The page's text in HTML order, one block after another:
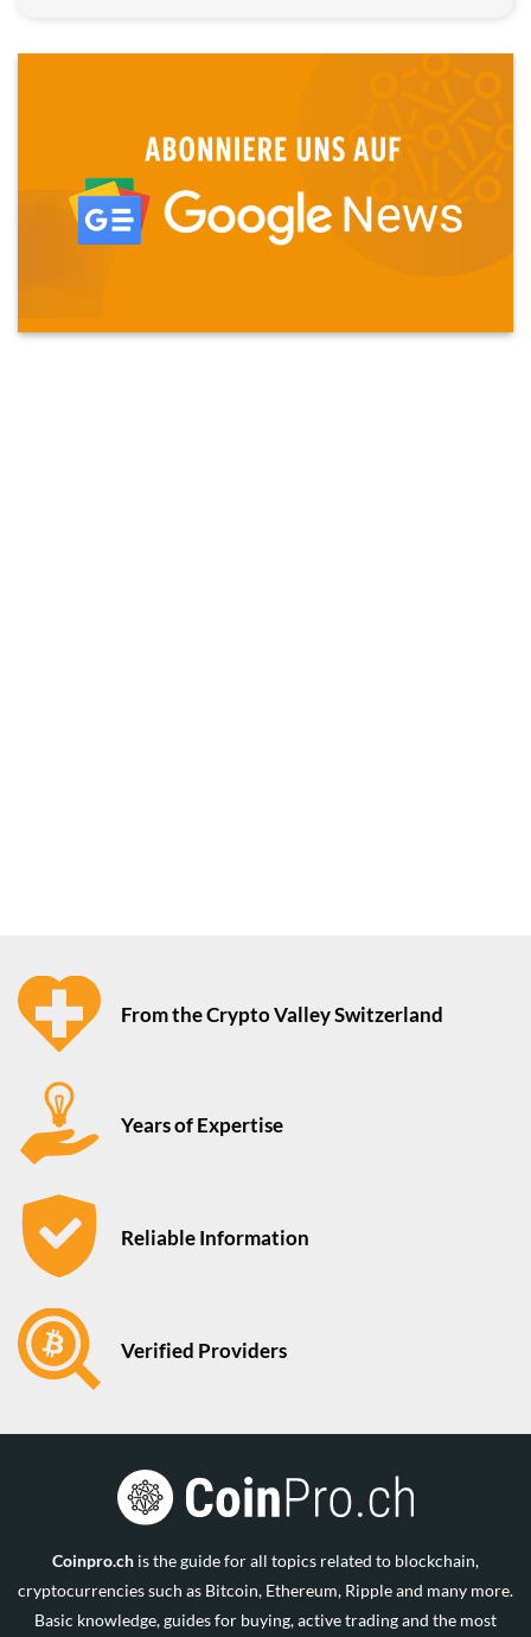
From the Crypto Valley Switzerland
Years of Expertise
Reliable Information
Verified Providers
Coinpro.ch is the guide for all topics related to blockchain,
cryptocurrencies such as Bitcoin, Ethereum, Ripple and many more.
Basic knowledge, guides for buying, active trading and the most